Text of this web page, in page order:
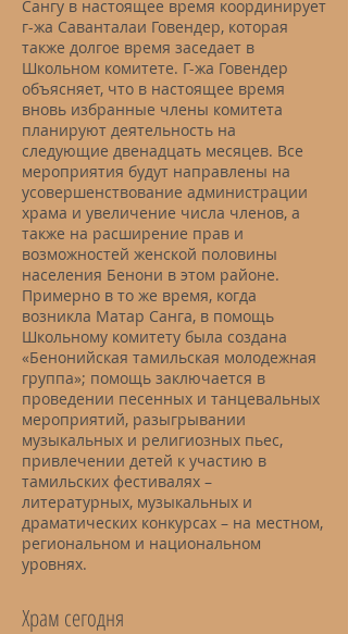
Сангу в настоящее время координирует
г-жа Саванталаи Говендер, которая
также долгое время заседает в
Школьном комитете. Г-жа Говендер
объясняет, что в настоящее время
вновь избранные члены комитета
планируют деятельность на
следующие двенадцать месяцев. Все
мероприятия будут направлены на
усовершенствование администрации
храма и увеличение числа членов, а
также на расширение прав и
возможностей женской половины
населения Бенони в этом районе.
Примерно в то же время, когда
возникла Матар Санга, в помощь
Школьному комитету была создана
«Бенонийская тамильская молодежная
группа»; помощь заключается в
проведении песенных и танцевальных
мероприятий, разыгрывании
музыкальных и религиозных пьес,
привлечении детей к участию в
тамильских фестивалях –
литературных, музыкальных и
драматических конкурсах – на местном,
региональном и национальном
уровнях.
Храм сегодня